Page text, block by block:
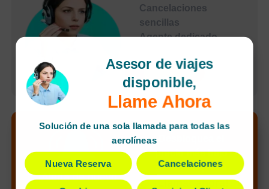
Cancelaciones
sencillas
Agente dedicado
¡Alerta de nuevo
precio más bajo
de tu búsqueda
¡Llamar ahora!
Asesor de viajes
disponible,
Llame Ahora
Solución de una sola llamada para todas las
aerolíneas
Nueva Reserva Cancelaciones